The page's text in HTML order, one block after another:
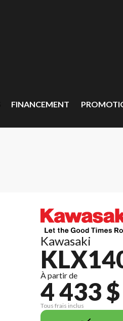
FINANCEMENT
Kawasaki
À partir de
4 433 $
Tous frais inclus